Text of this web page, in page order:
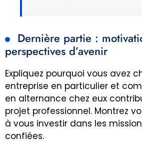
Dernière partie :
perspectives d’avenir
Expliquez pourquoi vous avez
entreprise en particulier et
en alternance chez eux
projet professionnel. Montrez
à vous investir dans les
confiées.